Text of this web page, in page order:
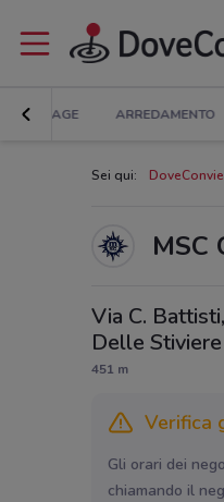
BRICOLAGE ARREDAMENTO
Sei qui:
MSC
Via C.
Delle Stiviere
451 m
Verifica
Gli orari dei
chiamando il